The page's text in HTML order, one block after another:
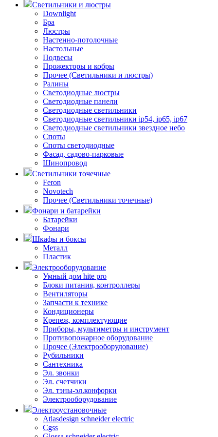
Светильники и люстры
Downlight
Бра
Люстры
Настенно-потолочные
Настольные
Подвесы
Прожекторы и кобры
Прочее (Светильники и люстры)
Ралины
Светодиодные люстры
Светодиодные панели
Светодиодные светильники
Светодиодные светильники ip54, ip65, ip67
Светодиодные светильники звездное небо
Споты
Споты светодиодные
Фасад, садово-парковые
Шинопровод
Светильники точечные
Feron
Novotech
Прочее (Светильники точечные)
Фонари и батарейки
Батарейки
Фонари
Шкафы и боксы
Металл
Пластик
Электрооборудование
Умный дом hite pro
Блоки питания, контроллеры
Вентиляторы
Запчасти к технике
Кондиционеры
Крепеж, комплектующие
Приборы, мультиметры и инструмент
Противопожарное оборудование
Прочее (Электрооборудование)
Рубильники
Сантехника
Эл. звонки
Эл. счетчики
Эл. тэны-эл.конфорки
Электрооборудование
Электроустановочные
Atlasdesign schneider electric
Cgss